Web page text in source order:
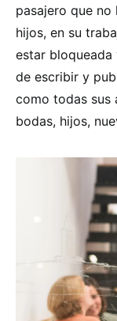
pasajero que no
hijos, en su
estar
de escribir y
como todas sus
bodas, hijos,